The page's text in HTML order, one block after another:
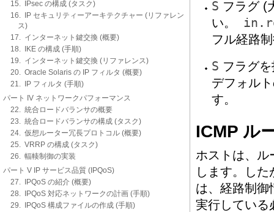
15. IPsec の構成 (タスク)
16. IP セキュリティーアーキテクチャー (リファレン
ス)
17. インターネット鍵交換 (概要)
18. IKE の構成 (手順)
19. インターネット鍵交換 (リファレンス)
20. Oracle Solaris の IP フィルタ (概要)
21. IP フィルタ (手順)
パート IV ネットワークパフォーマンス
22. 統合ロードバランサの概要
23. 統合ロードバランサの構成 (タスク)
24. 仮想ルーター冗長プロトコル (概要)
25. VRRP の構成 (タスク)
26. 輻輳制御の実装
パート V IP サービス品質 (IPQoS)
27. IPQoS の紹介 (概要)
28. IPQoS 対応ネットワークの計画 (手順)
29. IPQoS 構成ファイルの作成 (手順)
S フラグ (
い。
フル経路
S フラグ
デフォル
す。
ICMP ル
ホストは、ル
します。し
は、経路制御
実行している